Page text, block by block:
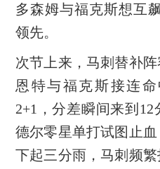
多森姆与福克斯想互
领先。
次节上来，马刺替补
恩特与福克斯接连
2+1，分差瞬间来到
德尔零星单打试图止
下起三分雨，马刺频